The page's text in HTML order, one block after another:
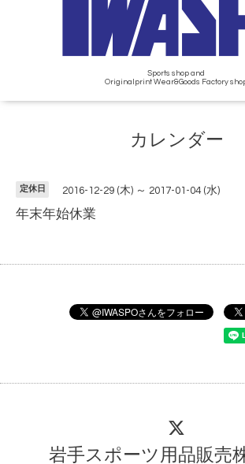
Sports shop and
Originalprint Wear&Goods Factory
カレンダー
定休日 2016-12-29 (木) ～ 2017-01-04 (水)
年末年始休業
岩手スポーツ用品販売